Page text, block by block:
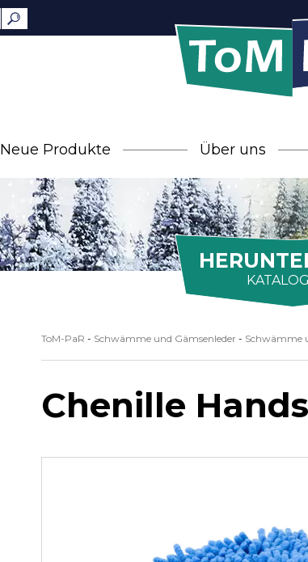
Neue Produkte Über uns
ToM-PaR - Schwämme und Gämsenleder - Schwämme
Chenille